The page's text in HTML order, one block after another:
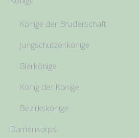
Könige der Bruderschaft
Jungschützenkönige
Bierkönige
König der Könige
Bezirkskönige
Damenkorps